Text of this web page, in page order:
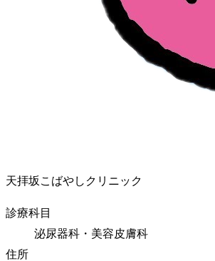
天拝坂こばやしクリニック
診療科目
泌尿器科・美容皮膚科
住所